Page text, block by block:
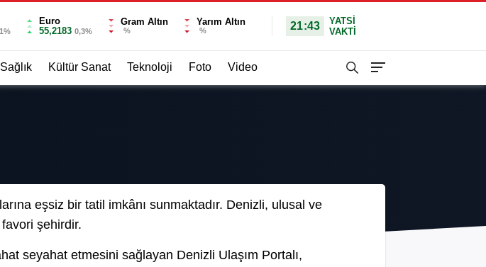
Euro
55,2183 0,3%
Gram Altın
%
Yarım Altın
% 21:43
YATSI
VAKTİ
Sağlık Kültür Sanat Teknoloji Foto Video
eşsiz bir tatil imkânı sunmaktadır. Denizli, ulusal ve
şehirdir.
seyahat etmesini sağlayan Denizli Ulaşım Portalı,